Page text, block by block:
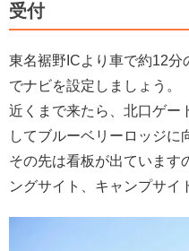
受付
東名裾野ICより車で約12分
でナビを設定しましょう。
近くまで来たら、北口ゲー
してブルーベリーロッジに
その先は看板が出ています
ングサイト、キャンプサイ